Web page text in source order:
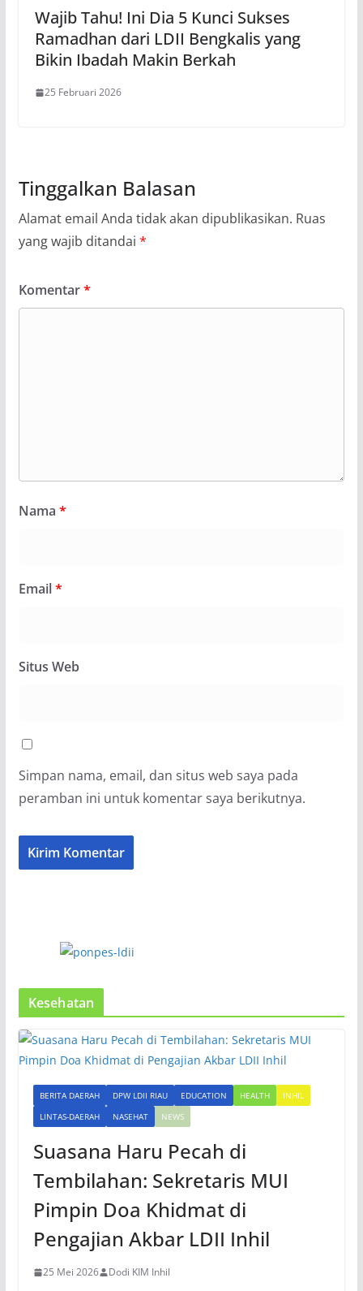
Wajib Tahu! Ini Dia 5 Kunci Sukses
Ramadhan dari LDII Bengkalis yang
Bikin Ibadah Makin Berkah
25 Februari 2026
Tinggalkan Balasan
Alamat email Anda tidak akan dipublikasikan. Ruas
yang wajib ditandai *
Komentar*
Nama *
Email*
Situs Web
Simpan nama, email, dan situs web saya pada
peramban ini untuk komentar saya berikutnya.
Kesehatan
BERITA DAERAH DPW LDII RIAU EDUCATION HEALTH
INHIL
LINTAS-DAERAH
NASEHAT NEWS
Suasana Haru Pecah di
Tembilahan: Sekretaris MUI
Pimpin Doa Khidmat di
Pengajian Akbar LDII Inhil
25 Mei 2026 Dodi KIM Inhil